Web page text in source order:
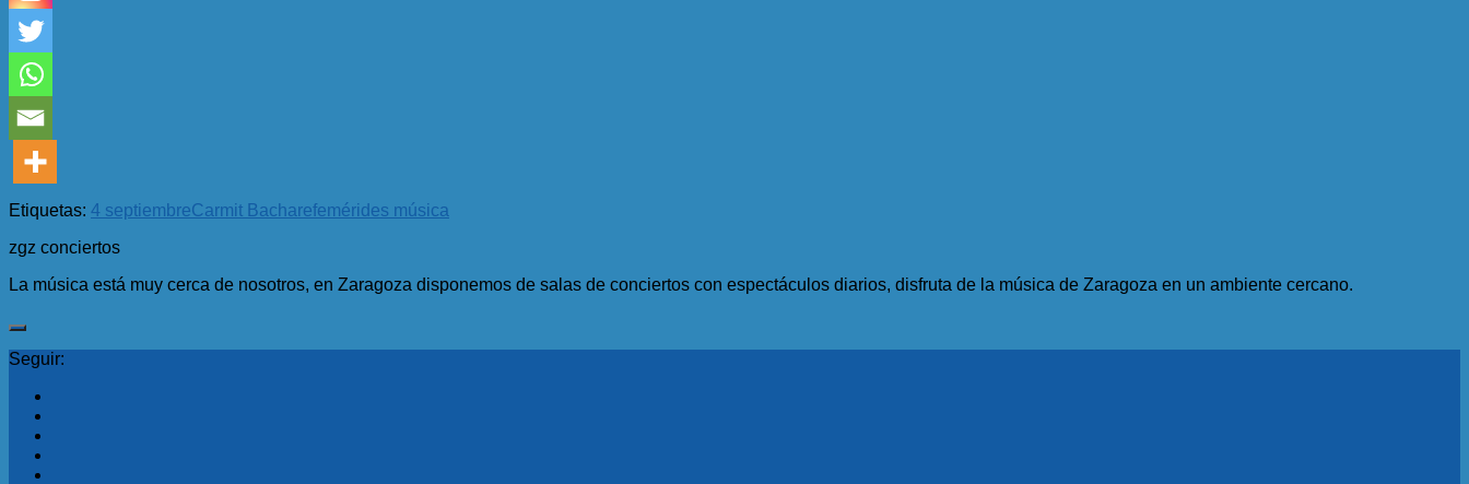
Etiquetas: 4 septiembreCarmit Bacharefemérides música
zgz conciertos
La música está muy cerca de nosotros, en Zaragoza disponemos de salas de conciertos con espectáculos diarios, disfruta de la música de Zaragoza en un ambiente cercano.
Seguir: